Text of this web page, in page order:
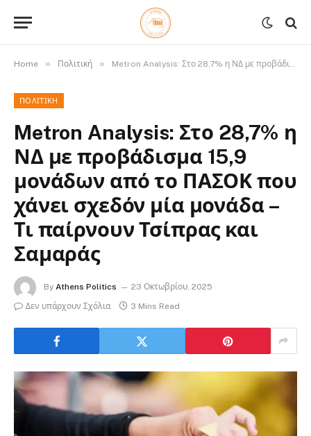
Home » Πολιτική » Metron Analysis: Στο 28,7% η ΝΔ με προβάδισμα 15,9 μονάδων από το ΠΑΣΟΚ που χάνει σχεδόν μία μονάδα – Τι παίρνουν Τσίπρας και Σαμαράς
ΠΟΛΙΤΙΚΉ
Metron Analysis: Στο 28,7% η
ΝΔ με προβάδισμα 15,9
μονάδων από το ΠΑΣΟΚ που
χάνει σχεδόν μία μονάδα –
Τι παίρνουν Τσίπρας και
Σαμαράς
By Athens Politics
23 Οκτωβρίου, 2025
Δεν υπάρχουν Σχόλια
3 Mins Read